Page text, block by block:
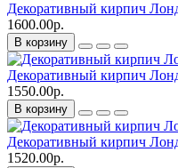
Декоративный кирпич
1600.00р.
В корзину
Декоративный кирпич
1550.00р.
В корзину
Декоративный кирпич
1520.00р.